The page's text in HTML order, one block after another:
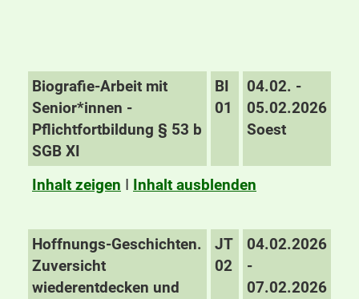
Biografie-Arbeit mit
Senior*innen -
Pflichtfortbildung § 53 b
SGB XI
BI
01
04.02. -
05.02.2026
Soest
Inhalt zeigen I Inhalt ausblenden
Hoffnungs-Geschichten.
Zuversicht
wiederentdecken und
JT
02
04.02.2026
-
07.02.2026